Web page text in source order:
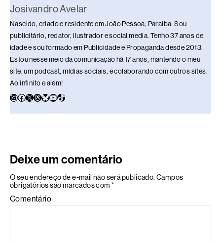
Josivandro Avelar
Nascido, criado e residente em João Pessoa, Paraíba. Sou
publicitário, redator, ilustrador e social media. Tenho 37 anos de
idade e sou formado em Publicidade e Propaganda desde 2013.
Estou nesse meio da comunicação há 17 anos, mantendo o meu
site, um podcast, mídias sociais, e colaborando com outros sites.
Ao infinito e além!
Deixe um comentário
O seu endereço de e-mail não será publicado. Campos
obrigatórios são marcados com *
Comentário